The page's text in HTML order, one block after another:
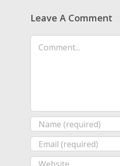
Leave A Comment
Comment